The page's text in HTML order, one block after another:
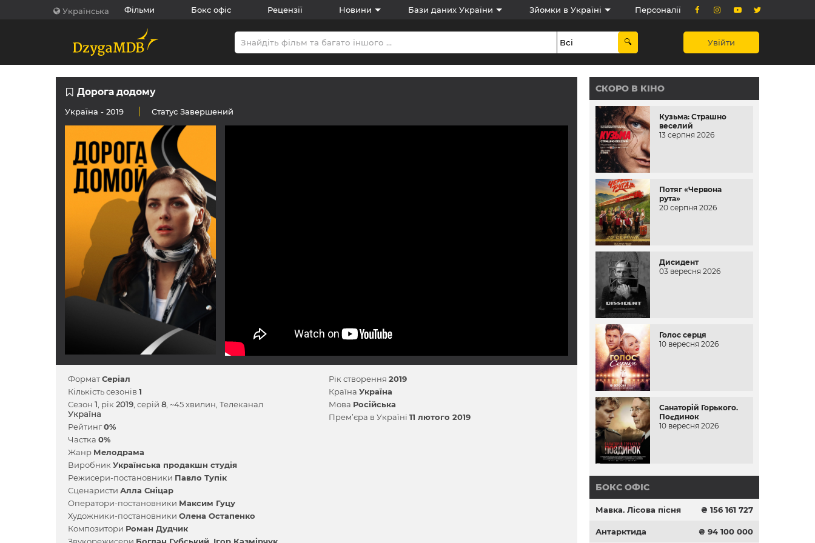
Українська Фільми Бокс офіс Рецензії Новини Бази даних України Зйомки в Україні Персоналії
Увійти
Дорога додому
Україна - 2019 Статус Завершений
ФорматСеріал
Кількість сезонів 1
Сезон 1 , рік 2019 , серій 8, ~45 хвилин, Телеканал
Україна
Рейтинг0%
Частка 0%
Жанр Мелодрама
Виробник Українська продакшн студія
Режисери-постановники Павло Тупік
Сценаристи Алла Сніцар
Оператори-постановники Максим Гуцу
Художники-постановники Олена Остапенко
Композитори Роман Дудчик
Рік створення 2019
Країна Україна
Мова Російська
Прем’єра в Україні 11 лютого 2019
СКОРО В КІНО
Кузьма: Страшно
веселий
13 серпня 2026
Потяг «Червона
рута»
20 серпня 2026
Дисидент
03 вересня 2026
Голос серця
10 вересня 2026
Санаторій Горького.
Поєдинок
10 вересня 2026
БОКС ОФІС
Мавка. Лісова пісня ₴ 156 161 727
Антарктида ₴ 94 100 000